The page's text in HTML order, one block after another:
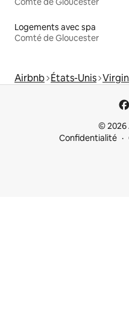
Logements avec spa
Comté de Gloucester
Airbnb États-Unis
© 2026
Confidentialité